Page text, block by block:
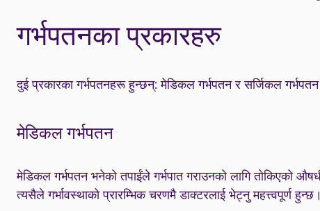
गर्भपतनका प्रकारहरु
दुई प्रकारका गर्भपतनहरू हुन्छन्: मेडिकल गर्भपतन र सर्जिकल
मेडिकल गर्भपतन
मेडिकल गर्भपतन भनेको तपाईंले गर्भपात गराउनको लागि तोकिएको
त्यसैले गर्भावस्थाको प्रारम्भिक चरणमै डाक्टरलाई भेट्नु महत्त्वपूर्ण हुन्छ।